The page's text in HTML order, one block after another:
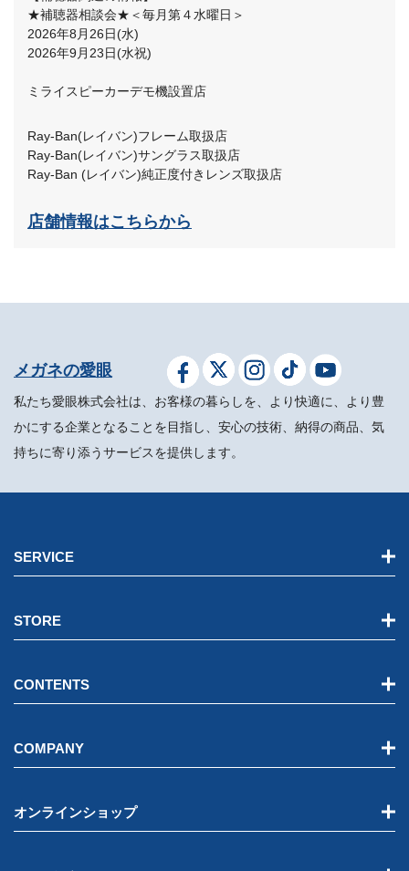
★補聴器相談会★＜毎月第４水曜日＞
2026年8月26日(水)
2026年9月23日(水祝)
ミライスピーカーデモ機設置店
Ray-Ban(レイバン)フレーム取扱店
Ray-Ban(レイバン)サングラス取扱店
Ray-Ban (レイバン)純正度付きレンズ取扱店
店舗情報はこちらから
メガネの愛眼
私たち愛眼株式会社は、お客様の暮らしを、より快適に、より豊
かにする企業となることを目指し、安心の技術、納得の商品、気
持ちに寄り添うサービスを提供します。
SERVICE
STORE
CONTENTS
COMPANY
オンラインショップ